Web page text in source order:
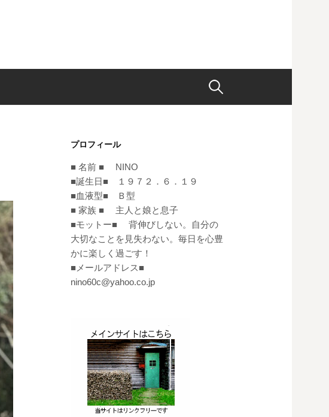
検
プロフィール
■ 名前 ■ NINO
■誕生日■ １９７２．６．１９
■血液型■ Ｂ型
■ 家族 ■ 主人と娘と息子
■モットー■ 背伸びしない。自分の
大切なことを見失わない。毎日を心豊
かに楽しく過ごす！
■メールアドレス■
nino60c@yahoo.co.jp